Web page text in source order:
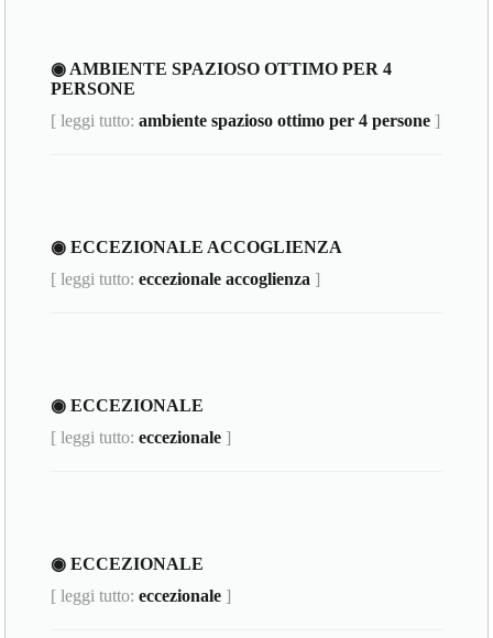
◉ AMBIENTE SPAZIOSO OTTIMO PER 4
PERSONE
[ leggi tutto:ambiente spazioso ottimo per 4 persone ]
◉ ECCEZIONALE ACCOGLIENZA
[ leggi tutto:eccezionale accoglienza ]
◉ ECCEZIONALE
[ leggi tutto:eccezionale ]
◉ ECCEZIONALE
[ leggi tutto:eccezionale ]